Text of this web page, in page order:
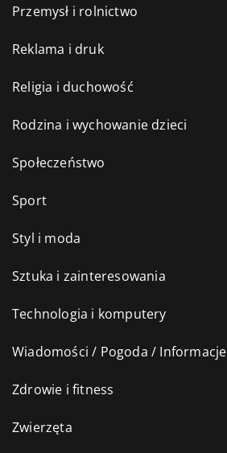
Przemysł i rolnictwo
Reklama i druk
Religia i duchowość
Rodzina i wychowanie dzieci
Społeczeństwo
Sport
Styl i moda
Sztuka i zainteresowania
Technologia i komputery
Wiadomości / Pogoda / Informacje
Zdrowie i fitness
Zwierzęta